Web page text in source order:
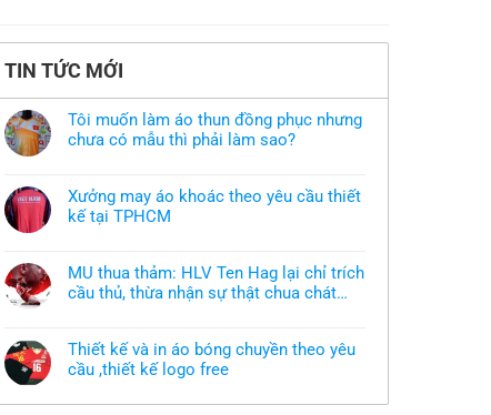
TIN TỨC MỚI
Tôi muốn làm áo thun đồng phục nhưng
chưa có mẫu thì phải làm sao?
bình
luận
ở
Tôi
áo
thun
đồng
có
mẫu
thì
Xưởng may áo khoác theo yêu cầu thiết
kế tại TPHCM
bình
luận
ở
Xưởng
khoác
theo
yêu
kế
MU thua thảm: HLV Ten Hag lại chỉ trích
cầu thủ, thừa nhận sự thật chua chát
bình
luận
ở
MU
thảm:
Thiết kế và in áo bóng chuyền theo yêu
cầu ,thiết kế logo free
có